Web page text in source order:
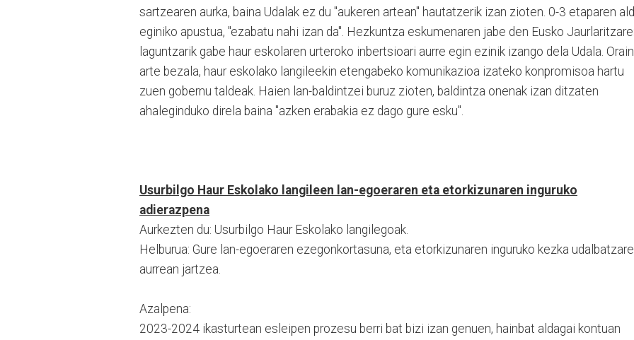
sartzearen aurka, baina Udalak ez du "aukeren artean" hautatzerik izan zioten. 0-3 etaparen
eginiko apustua, "ezabatu nahi izan da". Hezkuntza eskumenaren jabe den Eusko
laguntzarik gabe haur eskolaren urteroko inbertsioari aurre egin ezinik izango dela Udala. Orain
arte bezala, haur eskolako langileekin etengabeko komunikazioa izateko konpromisoa hartu
zuen gobernu taldeak. Haien lan-baldintzei buruz zioten, baldintza onenak izan ditzaten
ahaleginduko direla baina "azken erabakia ez dago gure esku".
Usurbilgo Haur Eskolako langileen lan-egoeraren eta etorkizunaren inguruko
adierazpena
Aurkezten du: Usurbilgo Haur Eskolako langilegoak.
Helburua: Gure lan-egoeraren ezegonkortasuna, eta etorkizunaren inguruko kezka
aurrean jartzea.
Azalpena:
2023-2024 ikasturtean esleipen prozesu berri bat bizi izan genuen, hainbat aldagai kontuan